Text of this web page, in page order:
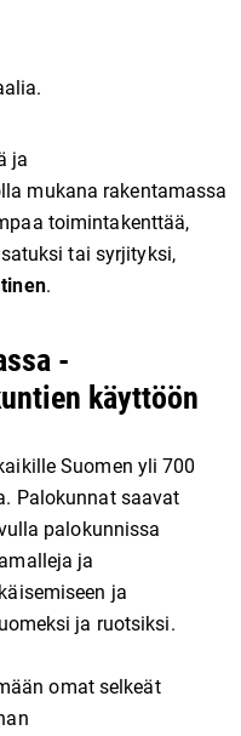
ja
mukana rakentamassa
toimintakenttää,
tai syrjityksi,
.
-
käyttöön
Suomen yli 700
Palokunnat saavat
palokunnissa
ja
ja
ja ruotsiksi.
omat selkeät